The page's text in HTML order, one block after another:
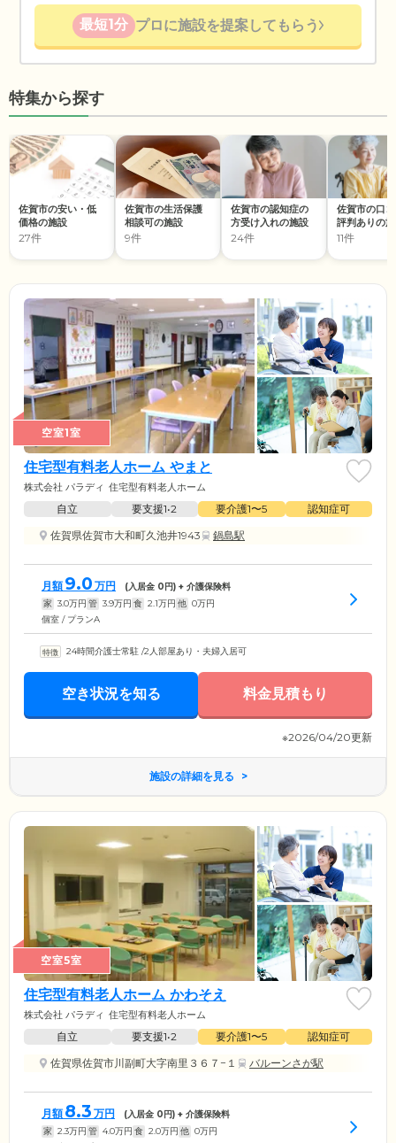
最短1分 プロに施設を提案してもらう
特集から探す
佐賀市の安い・低
価格の施設
27件
佐賀市の生活保護
相談可の施設
9件
佐賀市の認知症の
方受け入れの施設
24件
佐賀市の口
評判ありの
11件
空室1室
住宅型有料老人ホーム やまと
株式会社 パラディ 住宅型有料老人ホーム
自立 要支援1•2 要介護1〜5
認知症可
佐賀県佐賀市大和町久池井1943
鍋島駅
月額 9.0 万円 (入居金 0 円) + 介護保険料
家 3.0万円 管 3.9万円 食 2.1万円 他 0万円
個室 / プランA
24時間介護士常駐 /2人部屋あり・夫婦入居可
空き状況を知る 料金見積もり
※2026/04/20更新
施設の詳細を見る
空室5室
住宅型有料老人ホーム かわそえ
株式会社 パラディ 住宅型有料老人ホーム
自立 要支援1•2 要介護1〜5
認知症可
佐賀県佐賀市川副町大字南里３６７−１
バルーンさが駅
月額 8.3 万円 (入居金 0 円) + 介護保険料
家 2.3万円 管 4.0万円 食 2.0万円 他 0万円